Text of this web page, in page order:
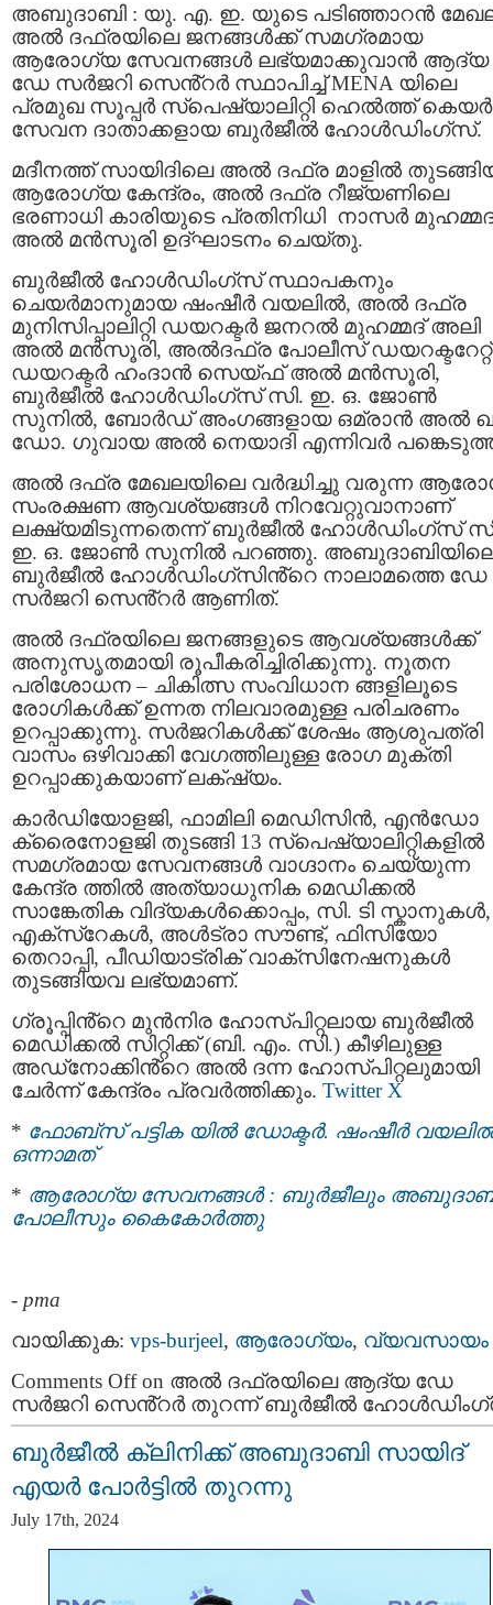
അബുദാബി : യു. എ. ഇ. യുടെ പടിഞ്ഞാറൻ
അൽ ദഫ്രയിലെ ജനങ്ങൾക്ക് സമഗ്രമായ
ആരോഗ്യ സേവനങ്ങൾ ലഭ്യമാക്കുവാൻ ആദ്യ
ഡേ സർജറി സെൻ്റർ സ്ഥാപിച്ച് MENA യിലെ
പ്രമുഖ സൂപ്പർ സ്പെഷ്യാലിറ്റി ഹെൽത്ത് കെയർ
സേവന ദാതാക്കളായ ബുർജീൽ ഹോൾഡിംഗ്സ്‌.
മദീനത്ത് സായിദിലെ അൽ ദഫ്ര മാളിൽ
ആരോഗ്യ കേന്ദ്രം, അൽ ദഫ്ര റീജ്യണിലെ
ഭരണാധി കാരിയുടെ പ്രതിനിധി നാസർ
അൽ മൻസൂരി ഉദ്ഘാടനം ചെയ്തു.
ബുർജീൽ ഹോൾഡിംഗ്സ് സ്ഥാപകനും
ചെയർമാനുമായ ഷംഷീർ വയലിൽ, അൽ ദഫ്ര
മുനിസിപ്പാലിറ്റി ഡയറക്ടർ ജനറൽ മുഹമ്മദ് അലി
അൽ മൻസൂരി, അൽദഫ്ര പോലീസ് ഡയറക്ടറേറ്റ്
ഡയറക്ടർ ഹംദാൻ സെയ്ഫ് അൽ മൻസൂരി,
ബുർജീൽ ഹോൾഡിംഗ്സ് സി. ഇ. ഒ. ജോൺ
സുനിൽ, ബോർഡ് അംഗങ്ങളായ ഒമ്രാൻ അൽ
ഡോ. ഗുവായ അൽ നെയാദി എന്നിവർ
അൽ ദഫ്ര മേഖലയിലെ വർദ്ധിച്ചു വരുന്ന
സംരക്ഷണ ആവശ്യങ്ങൾ നിറവേറ്റുവാനാണ്
ലക്ഷ്യമിടുന്നതെന്ന് ബുർജീൽ ഹോൾഡിംഗ്സ്‌
ഇ. ഒ. ജോൺ സുനിൽ പറഞ്ഞു.
ബുർജീൽ ഹോൾഡിംഗ്സിൻ്റെ നാലാമത്തെ ഡേ
സർജറി സെൻ്റർ ആണിത്.
അൽ ദഫ്രയിലെ ജനങ്ങളുടെ ആവശ്യങ്ങൾക്ക്
അനുസൃതമായി രൂപീകരിച്ചിരിക്കുന്നു. നൂതന
പരിശോധന – ചികിത്സ സംവിധാന ങ്ങളിലൂടെ
രോഗികൾക്ക് ഉന്നത നിലവാരമുള്ള പരിചരണം
ഉറപ്പാക്കുന്നു. സർജറികൾക്ക് ശേഷം ആശുപത്രി
വാസം ഒഴിവാക്കി വേഗത്തിലുള്ള രോഗ മുക്തി
ഉറപ്പാക്കുകയാണ് ലക്‌ഷ്യം.
കാർഡിയോളജി, ഫാമിലി മെഡിസിൻ, എൻഡോ
ക്രൈനോളജി തുടങ്ങി 13 സ്പെഷ്യാലിറ്റികളിൽ
സമഗ്രമായ സേവനങ്ങൾ വാഗ്ദാനം ചെയ്യുന്ന
കേന്ദ്ര ത്തിൽ അത്യാധുനിക മെഡിക്കൽ
സാങ്കേതിക വിദ്യകൾക്കൊപ്പം, സി. ടി സ്കാനുകൾ,
എക്സ്റേകൾ, അൾട്രാ സൗണ്ട്, ഫിസിയോ
തെറാപ്പി, പീഡിയാട്രിക് വാക്സിനേഷനുകൾ
തുടങ്ങിയവ ലഭ്യമാണ്.
ഗ്രൂപ്പിൻ്റെ മുൻനിര ഹോസ്പിറ്റലായ ബുർജീൽ
മെഡിക്കൽ സിറ്റിക്ക് (ബി. എം. സി.) കീഴിലുള്ള
അഡ്‌നോക്കിൻ്റെ അൽ ദന്ന ഹോസ്പിറ്റലുമായി
ചേർന്ന് കേന്ദ്രം പ്രവർത്തിക്കും. Twitter X
* ഫോബ്‌സ് പട്ടിക യില്‍ ഡോക്ടര്‍. ഷംഷീര്‍
ഒന്നാമത്
* ആരോഗ്യ സേവനങ്ങള്‍ : ബുർജീലും
പോലീസും കൈകോര്‍ത്തു
- pma
വായിക്കുക: vps-burjeel, ആരോഗ്യം, വ്യവസായം
Comments Offon അൽ ദഫ്രയിലെ ആദ്യ ഡേ
സർജറി സെൻ്റർ തുറന്ന് ബുർജീൽ
ബുർജീൽ ക്ലിനിക്ക് അബുദാബി സായിദ്
എയർ പോർട്ടിൽ തുറന്നു
July 17th, 2024